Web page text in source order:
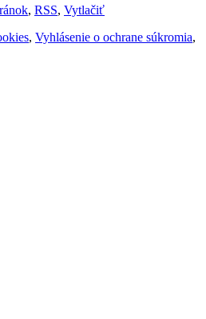
, RSS, Vytlačiť
, Vyhlásenie o ochrane súkromia,